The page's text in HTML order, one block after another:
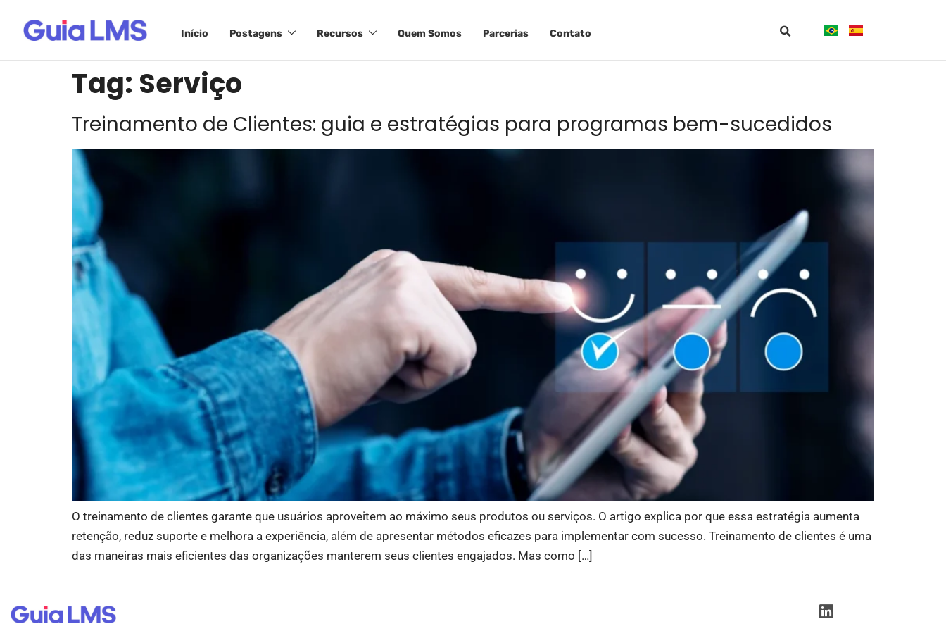
Início Postagens Recursos Quem Somos Parcerias Contato
Tag: Serviço
Treinamento de Clientes: guia e estratégias para programas bem-sucedidos
O treinamento de clientes garante que usuários aproveitem ao máximo seus produtos ou serviços. O artigo explica por que essa estratégia aumenta
retenção, reduz suporte e melhora a experiência, além de apresentar métodos eficazes para implementar com sucesso. Treinamento de clientes é uma
das maneiras mais eficientes das organizações manterem seus clientes engajados. Mas como […]